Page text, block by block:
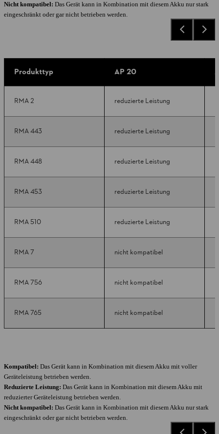
Nicht kompatibel: Das Gerät kann in Kombination mit diesem Akku nur stark
eingeschränkt oder gar nicht betrieben werden.
Produkttyp AP 20
RMA 2 reduzierte Leistung
RMA 443 reduzierte Leistung
RMA 448 reduzierte Leistung
RMA 453 reduzierte Leistung
RMA 510 reduzierte Leistung
RMA 7 nicht kompatibel
RMA 756 nicht kompatibel
RMA 765 nicht kompatibel
Kompatibel: Das Gerät kann in Kombination mit diesem Akku mit voller
Geräteleistung betrieben werden.
Reduzierte Leistung: Das Gerät kann in Kombination mit diesem Akku mit
reduzierter Geräteleistung betrieben werden.
Nicht kompatibel: Das Gerät kann in Kombination mit diesem Akku nur stark
eingeschränkt oder gar nicht betrieben werden.